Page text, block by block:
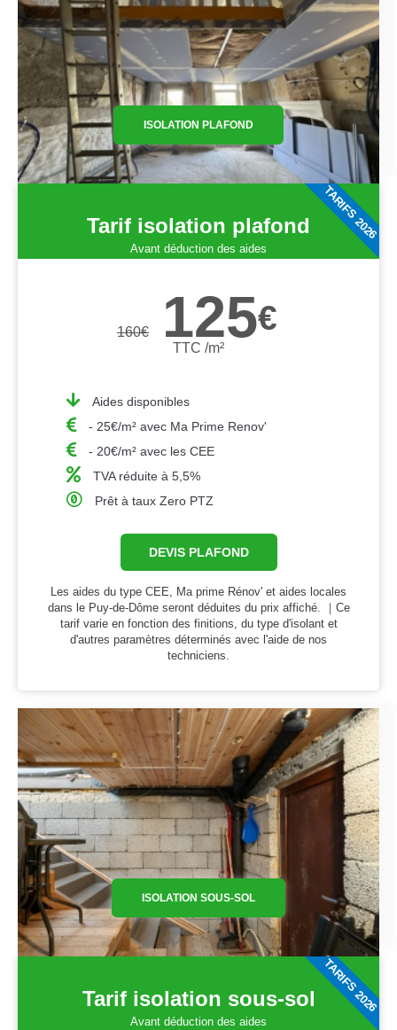
ISOLATION PLAFOND
Tarif isolation plafond
Avant déduction des aides
160€ 125€
TTC /m²
Aides disponibles
- 25€/m² avec Ma Prime Renov'
- 20€/m² avec les CEE
TVA réduite à 5,5%
Prêt à taux Zero PTZ
DEVIS PLAFOND
Les aides du type CEE, Ma prime Rénov' et aides locales
dans le Puy-de-Dôme seront déduites du prix affiché. ｜Ce
tarif varie en fonction des finitions, du type d'isolant et
d'autres paramètres déterminés avec l'aide de nos
techniciens.
TARIFS 2026
ISOLATION SOUS-SOL
Tarif isolation sous-sol
Avant déduction des aides
TARIFS 2026